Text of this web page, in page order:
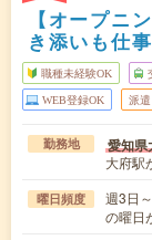
【オープニ
き添いも仕
職種未経験OK
WEB登録OK 派遣
勤務地 愛知県
大府駅
曜日頻度
週3日
の曜日